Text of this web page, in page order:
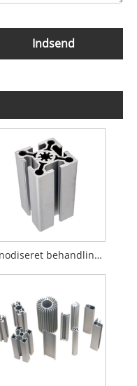
Indsend
Anodiseret behandling Ekstruderet aluminiumslegeringsprofiler